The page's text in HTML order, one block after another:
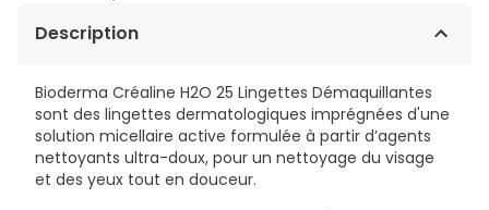
Description
Bioderma Créaline H2O 25 Lingettes Démaquillantes
sont des lingettes dermatologiques imprégnées d'une
solution micellaire active formulée à partir d’agents
nettoyants ultra-doux, pour un nettoyage du visage
et des yeux tout en douceur.